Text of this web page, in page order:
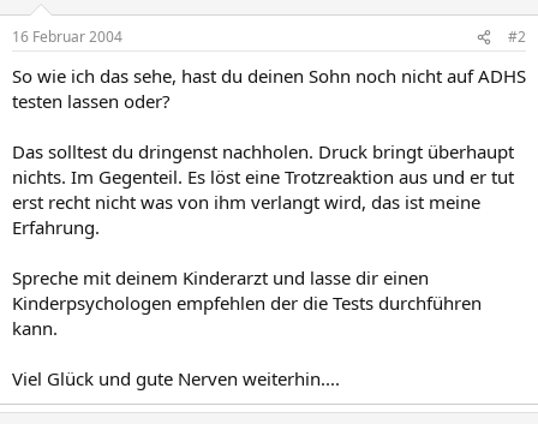
16 Februar 2004 #2
So wie ich das sehe, hast du deinen Sohn noch nicht auf ADHS
testen lassen oder?
Das solltest du dringenst nachholen. Druck bringt überhaupt
nichts. Im Gegenteil. Es löst eine Trotzreaktion aus und er tut
erst recht nicht was von ihm verlangt wird, das ist meine
Erfahrung.
Spreche mit deinem Kinderarzt und lasse dir einen
Kinderpsychologen empfehlen der die Tests durchführen
kann.
Viel Glück und gute Nerven weiterhin....